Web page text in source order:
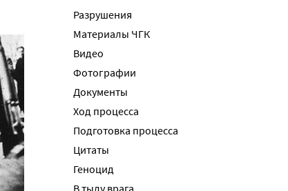
Разрушения
Материалы ЧГК
Видео
Фотографии
Документы
Ход процесса
Подготовка процесса
Цитаты
Геноцид
В тылу врага